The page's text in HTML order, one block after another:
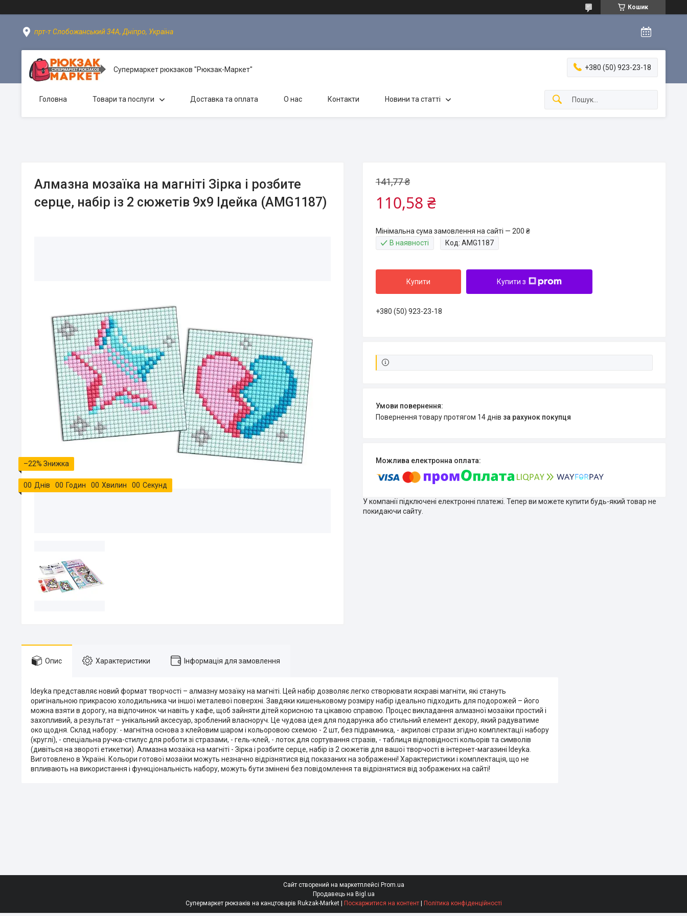
Кошик
прт-т Слобожанський 34А, Дніпро, Україна
Супермаркет рюкзаков "Рюкзак-Маркет" +380 (50) 923-23-18
Головна Товари та послуги Доставка та оплата О нас Контакти Новини та статті
Алмазна мозаїка на магніті Зірка і розбите
серце, набір із 2 сюжетів 9х9 Ідейка (AMG1187)
–22%
00 Днів 00 Годин 00 Хвилин 00 Секунд
141,77 ₴
110,58 ₴
Мінімальна сума замовлення на сайті — 200 ₴
В наявності
Код: AMG1187
Купити Купити з
+380 (50) 923-23-18
повернення товару протягом 14 днів за рахунок покупця
У компанії підключені електронні платежі. Тепер ви можете купити будь-який товар не
покидаючи сайту.
Опис Характеристики Інформація для замовлення
Ideyka представляє новий формат творчості – алмазну мозаїку на магніті. Цей набір дозволяє легко створювати яскраві магніти, які стануть
оригінальною прикрасою холодильника чи іншої металевої поверхні. Завдяки кишеньковому розміру набір ідеально підходить для подорожей – його
можна взяти в дорогу, на відпочинок чи навіть у кафе, щоб зайняти дітей корисною та цікавою справою. Процес викладання алмазної мозаїки простий і
захопливий, а результат – унікальний аксесуар, зроблений власноруч. Це чудова ідея для подарунка або стильний елемент декору, який радуватиме
око щодня. Склад набору: - магнітна основа з клейовим шаром і кольоровою схемою - 2 шт, без підрамника, - акрилові стрази згідно комплектації набору
(круглі), - спеціальна ручка-стилус для роботи зі стразами, - гель-клей, - лоток для сортування стразів, - таблиця відповідності кольорів та символів
(дивіться на звороті етикетки). Алмазна мозаїка на магніті - Зірка і розбите серце, набір із 2 сюжетів для вашої творчості в інтернет-магазині Ideyka.
Виготовлено в Україні. Кольори готової мозаїки можуть незначно відрізнятися від показаних на зображенні! Характеристики і комплектація, що не
впливають на використання і функціональність набору, можуть бути змінені без повідомлення та відрізнятися від зображених на сайті!
Сайт створений на маркетплейсі Prom.ua
Продавець на Bigl.ua
Супермаркет рюкзаків на канцтоварів Rukzak-Market | Поскаржитися на контент | Політика конфіденційності